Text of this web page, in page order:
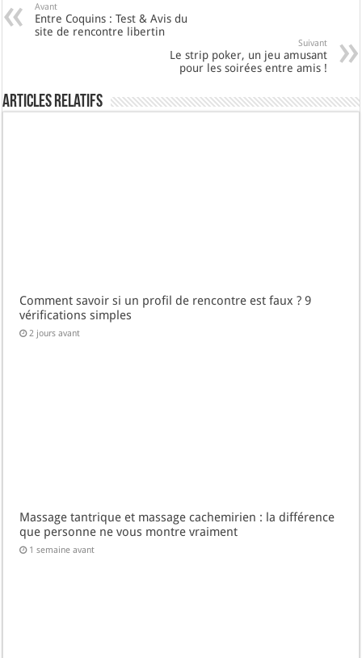
Avant
Entre Coquins : Test & Avis du
site de rencontre libertin
Suivant
Le strip poker, un jeu amusant
pour les soirées entre amis !
Articles Relatifs
Comment savoir si un profil de rencontre est faux ? 9
vérifications simples
2 jours avant
Massage tantrique et massage cachemirien : la différence
que personne ne vous montre vraiment
1 semaine avant